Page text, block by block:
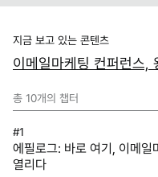
지금 보고 있는 콘텐츠
이메일마케팅 컨퍼런스,
총 10개의 챕터
#1
에필로그: 바로 여기, 이메일
열리다